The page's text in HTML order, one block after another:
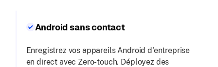
Android sans contact
Enregistrez vos appareils Android d'entreprise
en direct avec Zero-touch. Déployez des